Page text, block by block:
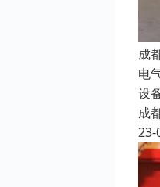
成
电
设
成
23-